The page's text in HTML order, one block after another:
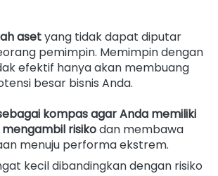
aset yang tidak dapat diputar
pemimpin. Memimpin dengan
efektif hanya akan membuang
besar bisnis Anda.
kompas agar Anda memiliki
risiko dan membawa
menuju performa ekstrem.
kecil dibandingkan dengan risiko